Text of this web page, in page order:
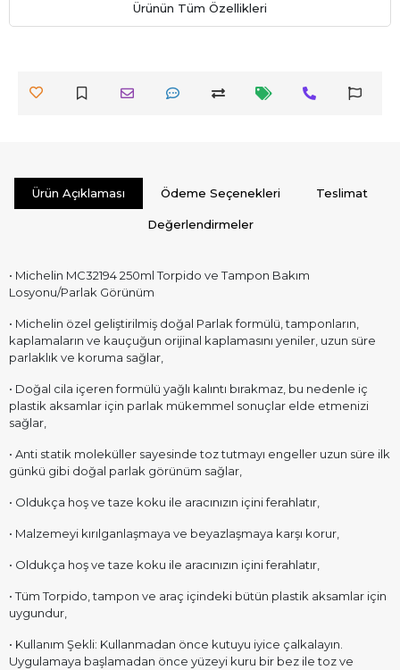
Ürünün Tüm Özellikleri
Ürün Açıklaması Ödeme Seçenekleri Teslimat
Değerlendirmeler
• Michelin MC32194 250ml Torpido ve Tampon Bakım
Losyonu/Parlak Görünüm
• Michelin özel geliştirilmiş doğal Parlak formülü, tamponların,
kaplamaların ve kauçuğun orijinal kaplamasını yeniler, uzun süre
parlaklık ve koruma sağlar,
• Doğal cila içeren formülü yağlı kalıntı bırakmaz, bu nedenle iç
plastik aksamlar için parlak mükemmel sonuçlar elde etmenizi
sağlar,
• Anti statik moleküller sayesinde toz tutmayı engeller uzun süre ilk
günkü gibi doğal parlak görünüm sağlar,
• Oldukça hoş ve taze koku ile aracınızın içini ferahlatır,
• Malzemeyi kırılganlaşmaya ve beyazlaşmaya karşı korur,
• Oldukça hoş ve taze koku ile aracınızın içini ferahlatır,
• Tüm Torpido, tampon ve araç içindeki bütün plastik aksamlar için
uygundur,
• Kullanım Şekli: Kullanmadan önce kutuyu iyice çalkalayın.
Uygulamaya başlamadan önce yüzeyi kuru bir bez ile toz ve